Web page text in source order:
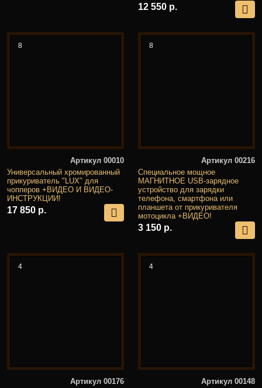
12 550 р.
8
Артикул 00010
Универсальный хромированный
прикуриватель "LUX" для
чопперов +ВИДЕО И ВИДЕО-
ИНСТРУКЦИИ!
17 850 р.
8
Артикул 00216
Специальное мощное
МАГНИТНОЕ USB-зарядное
устройство для зарядки
телефона, смартфона или
планшета от прикуривателя
мотоцикла +ВИДЕО!
3 150 р.
4
Артикул 00176
4
Артикул 00148